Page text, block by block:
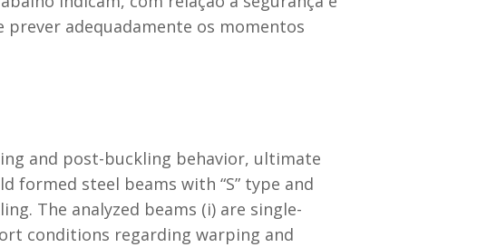
prever adequadamente os momentos
and post-buckling behavior, ultimate
formed steel beams with “S” type and
The analyzed beams (i) are single-
conditions regarding warping and